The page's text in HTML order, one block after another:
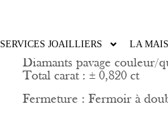
SERVICES JOAILLIERS LA
Or Jaune 750/1000
Diamants pavage couleur/
Total carat : ± 0,820 ct
Fermeture : Fermoir à